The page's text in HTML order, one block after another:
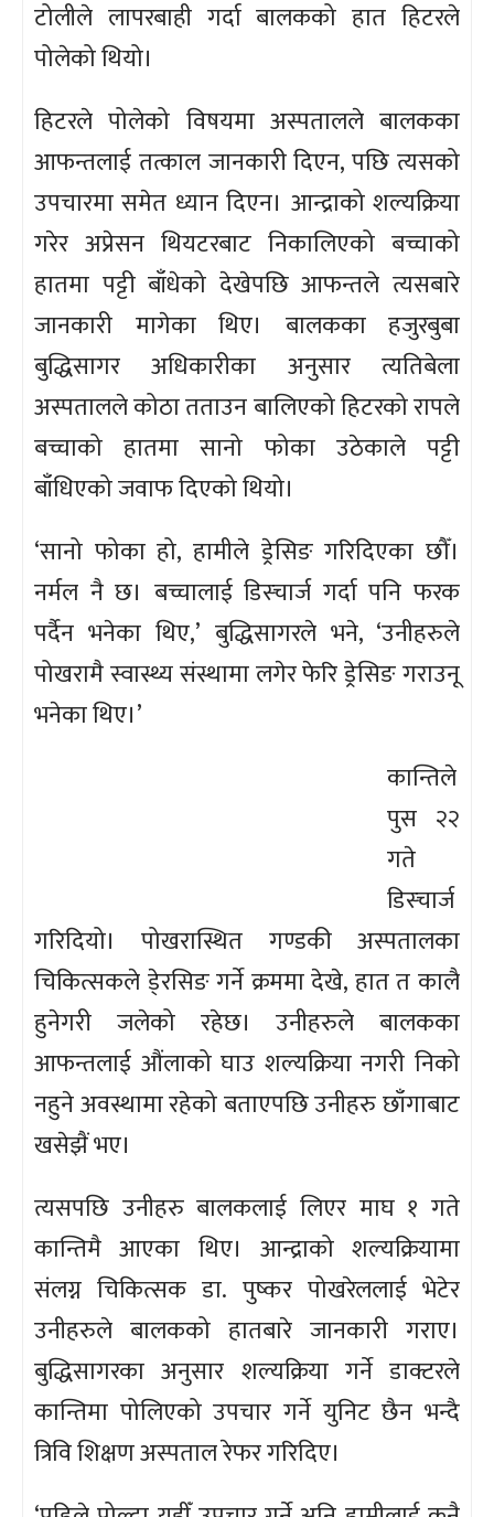
टोलीले लापरबाही गर्दा बालकको हात हिटरले
पोलेको थियो।
हिटरले पोलेको विषयमा अस्पतालले बालकका
आफन्तलाई तत्काल जानकारी दिएन, पछि त्यसको
उपचारमा समेत ध्यान दिएन। आन्द्राको शल्यक्रिया
गरेर अप्रेसन थियटरबाट निकालिएको बच्चाको
हातमा पट्टी बाँधेको देखेपछि आफन्तले त्यसबारे
जानकारी मागेका थिए। बालकका हजुरबुबा
बुद्धिसागर अधिकारीका अनुसार त्यतिबेला
अस्पतालले कोठा तताउन बालिएको हिटरको रापले
बच्चाको हातमा सानो फोका उठेकाले पट्टी
बाँधिएको जवाफ दिएको थियो।
‘सानो फोका हो, हामीले ड्रेसिङ गरिदिएका छौँ।
नर्मल नै छ। बच्चालाई डिस्चार्ज गर्दा पनि फरक
पर्दैन भनेका थिए,’ बुद्धिसागरले भने, ‘उनीहरुले
पोखरामै स्वास्थ्य संस्थामा लगेर फेरि ड्रेसिङ गराउनू
भनेका थिए।’
कान्तिले
पुस २२
गते
डिस्चार्ज
गरिदियो। पोखरास्थित गण्डकी अस्पतालका
चिकित्सकले डे्रसिङ गर्ने क्रममा देखे, हात त कालै
हुनेगरी जलेको रहेछ। उनीहरुले बालकका
आफन्तलाई औंलाको घाउ शल्यक्रिया नगरी निको
नहुने अवस्थामा रहेको बताएपछि उनीहरु छाँगाबाट
खसेझैं भए।
त्यसपछि उनीहरु बालकलाई लिएर माघ १ गते
कान्तिमै आएका थिए। आन्द्राको शल्यक्रियामा
संलग्न चिकित्सक डा. पुष्कर पोखरेललाई भेटेर
उनीहरुले बालकको हातबारे जानकारी गराए।
बुद्धिसागरका अनुसार शल्यक्रिया गर्ने डाक्टरले
कान्तिमा पोलिएको उपचार गर्ने युनिट छैन भन्दै
त्रिवि शिक्षण अस्पताल रेफर गरिदिए।